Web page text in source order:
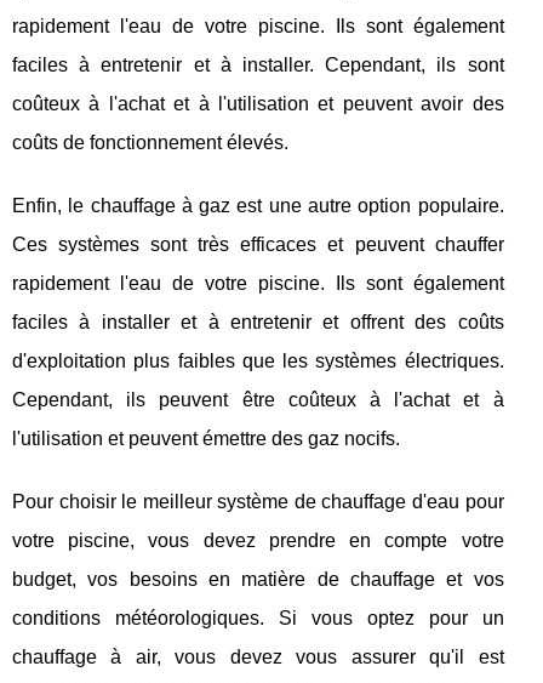
rapidement l'eau de votre piscine. Ils sont également
faciles à entretenir et à installer. Cependant, ils sont
coûteux à l'achat et à l'utilisation et peuvent avoir des
coûts de fonctionnement élevés.
Enfin, le chauffage à gaz est une autre option populaire.
Ces systèmes sont très efficaces et peuvent chauffer
rapidement l'eau de votre piscine. Ils sont également
faciles à installer et à entretenir et offrent des coûts
d'exploitation plus faibles que les systèmes électriques.
Cependant, ils peuvent être coûteux à l'achat et à
l'utilisation et peuvent émettre des gaz nocifs.
Pour choisir le meilleur système de chauffage d'eau pour
votre piscine, vous devez prendre en compte votre
budget, vos besoins en matière de chauffage et vos
conditions météorologiques. Si vous optez pour un
chauffage à air, vous devez vous assurer qu'il est